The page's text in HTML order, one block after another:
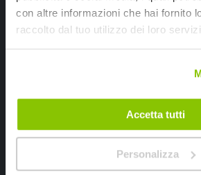
con altre informazioni che hai fornito
raccolto dal tuo utilizzo dei loro
Accetta tutti
Personalizza
Telefono
0423.601555
Chi siamo
SpeedUp Magazine
Privacy Policy
Account